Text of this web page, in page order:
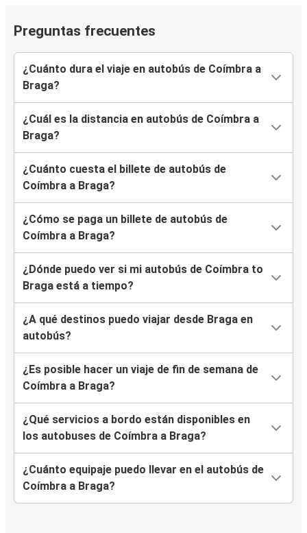
Preguntas frecuentes
¿Cuánto dura el viaje en autobús de Coímbra a
Braga?
¿Cuál es la distancia en autobús de Coímbra a
Braga?
¿Cuánto cuesta el billete de autobús de
Coímbra a Braga?
¿Cómo se paga un billete de autobús de
Coímbra a Braga?
¿Dónde puedo ver si mi autobús de Coímbra to
Braga está a tiempo?
¿A qué destinos puedo viajar desde Braga en
autobús?
¿Es posible hacer un viaje de fin de semana de
Coímbra a Braga?
¿Qué servicios a bordo están disponibles en
los autobuses de Coímbra a Braga?
¿Cuánto equipaje puedo llevar en el autobús de
Coímbra a Braga?